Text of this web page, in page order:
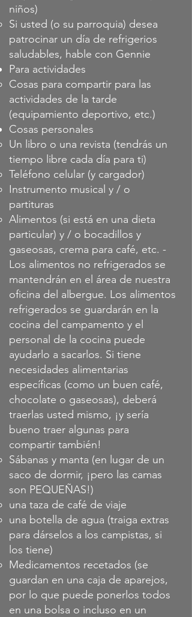
niños)
Si usted (o su parroquia) desea
patrocinar un día de refrigerios
saludables, hable con Gennie
Para actividades
Cosas para compartir para las
actividades de la tarde
(equipamiento deportivo, etc.)
Cosas personales
Un libro o una revista (tendrás un
tiempo libre cada día para ti)
Teléfono celular (y cargador)
Instrumento musical y / o
partituras
Alimentos (si está en una dieta
particular) y / o bocadillos y
gaseosas, crema para café, etc. -
Los alimentos no refrigerados se
mantendrán en el área de nuestra
oficina del albergue. Los alimentos
refrigerados se guardarán en la
cocina del campamento y el
personal de la cocina puede
ayudarlo a sacarlos. Si tiene
necesidades alimentarias
específicas (como un buen café,
chocolate o gaseosas), deberá
traerlas usted mismo, ¡y sería
bueno traer algunas para
compartir también!
Sábanas y manta (en lugar de un
saco de dormir, ¡pero las camas
son PEQUEÑAS!)
una taza de café de viaje
una botella de agua (traiga extras
para dárselos a los campistas, si
los tiene)
Medicamentos recetados (se
guardan en una caja de aparejos,
por lo que puede ponerlos todos
en una bolsa o incluso en un